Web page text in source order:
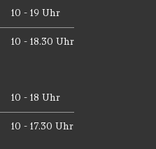
10 - 19 Uhr
10 - 18.30 Uhr
10 - 18 Uhr
10 - 17.30 Uhr